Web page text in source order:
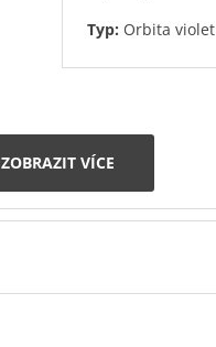
Typ: Orbita violet
ZOBRAZIT VÍCE